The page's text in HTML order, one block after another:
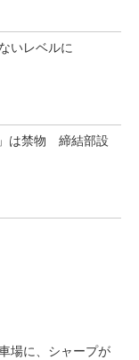
いレベルに
は禁物 締結部設
場に、シャープが